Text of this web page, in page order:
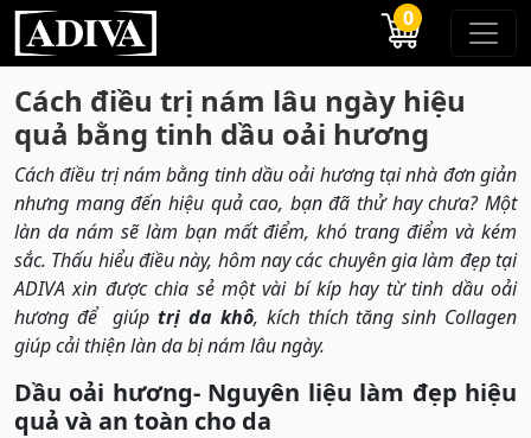
0
Cách điều trị nám lâu ngày hiệu
quả bằng tinh dầu oải hương
Cách điều trị nám bằng tinh dầu oải hương tại nhà đơn giản
nhưng mang đến hiệu quả cao, bạn đã thử hay chưa? Một
làn da nám sẽ làm bạn mất điểm, khó trang điểm và kém
sắc. Thấu hiểu điều này, hôm nay các chuyên gia làm đẹp tại
ADIVA xin được chia sẻ một vài bí kíp hay từ tinh dầu oải
hương đểgiúptrị da khô, kích thích tăng sinh Collagen
giúp cải thiện làn da bị nám lâu ngày.
Dầu oải hương- Nguyên liệu làm đẹp hiệu
quả và an toàn cho da